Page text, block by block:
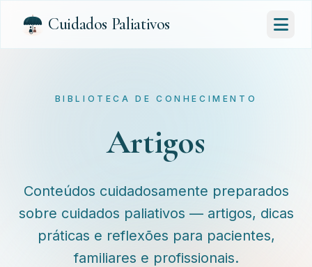
Cuidados Paliativos
BIBLIOTECA DE CONHECIMENTO
Artigos
Conteúdos cuidadosamente preparados
sobre cuidados paliativos — artigos, dicas
práticas e reflexões para pacientes,
familiares e profissionais.